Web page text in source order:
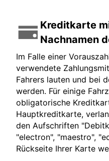
Kreditkarte
Nachnamen
Im Falle einer
verwendete
Fahrers lauten und bei
werden. Für einige
obligatorische
Hauptkreditkarte,
den Aufschriften
"electron", "maestro",
Rückseite Ihrer Karte